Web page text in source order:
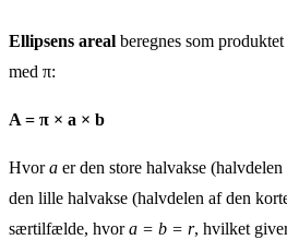
Ellipsens areal beregnes som
med π:
A = π × a × b
Hvora er den store halvakse
den lille halvakse (halvdelen af den
særtilfælde, hvora = b = r, hvilket